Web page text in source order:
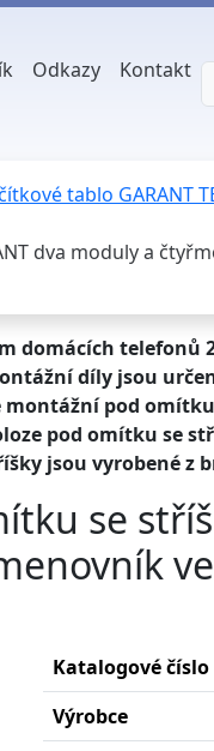
Odkazy Kontakt
tablo GARANT
dva moduly a
domácích telefonů
díly jsou
pod
pod omítku se
jsou vyrobené z
se
Katalogové číslo
Výrobce